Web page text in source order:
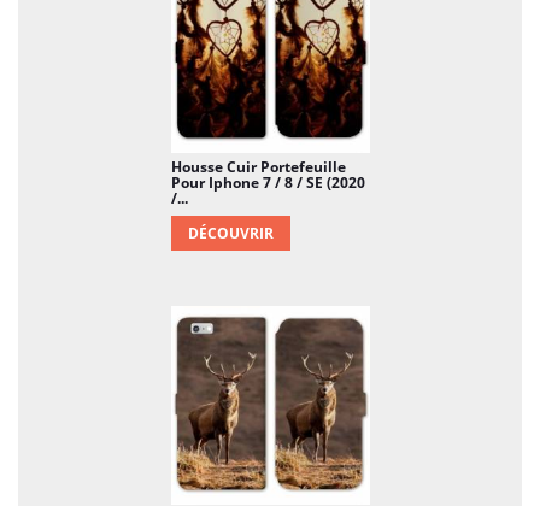
Housse Cuir Portefeuille
Pour Iphone 7 / 8 / SE (2020
/...
DÉCOUVRIR